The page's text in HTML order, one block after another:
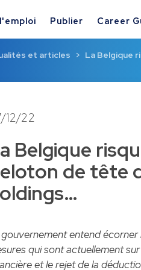
Publier Career
et articles La Belgique
12/22
Belgique
de tête
entend écorner
qui sont actuellement
et le rejet de la